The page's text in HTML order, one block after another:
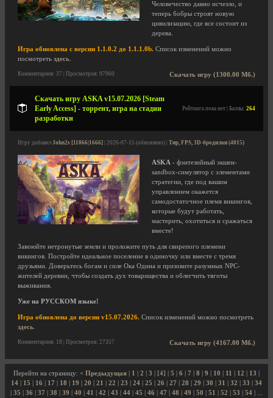
Человечество давно исчезло, и
теперь бобры строят новую
цивилизацию, где все состоит из
дерева.
Игра обновлена с версии 1.1.0.2 до 1.1.1.0b. Список изменений можно
посмотреть здесь
Скачать игру (1300.00 Мб.)
Комментариев: 37 | Просмотров: 97960
Скачать игру ASKA v15.07.2026 [Steam
Early Access] - торрент, игра на стадии
разработки
Рейтинга пока нет | Баллы: 264
Игру добавил John2s [11866|1666] | 2026-07-15 (обновлено) | Тир, FPS, 3D-бродилки (4015)
ASKA - фэнтезийный экшен-
sandbox-симулятор с элементами
стратегии, где под вашим
управлением окажется
самодостаточное племя викингов,
которые будут работать,
мастерить, охотиться и сражаться
вместе!
Завоюйте нетронутые земли и проложите путь для свирепого племени
викингов. Постройте идеальное поселение в одиночку или вместе с тремя
друзьями. Доверьтесь богам и силе Ока Одина и призовите разумных NPC-
жителей деревни, чтобы создать дух товарищества и облегчить тяготы
выживания.
Уже на РУССКОМ языке!
Игра обновлена до версии v15.07.2026. Список изменений можно посмотреть
здесь
Скачать игру (4167.00 Мб.)
Комментариев: 18 | Просмотров: 27357
Перейти на страницу: < Предыдущая 1 2 3 | [4] | 5 6 7 8 9 10 11 12 13
14
15 16 17 18 19 20 21 22 23 24 25 26 27 28 29 30 31 32 33
34
35 36 37 38 39 40 41 42 43 44 45 46 47 48 49 50 51 52 53 54